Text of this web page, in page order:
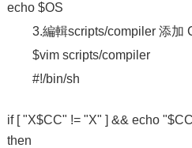
echo $OS
3.編輯scripts/compiler 添加
$vim scripts/compiler
#!/bin/sh
if [ "X$CC" != "X" ] && echo
then